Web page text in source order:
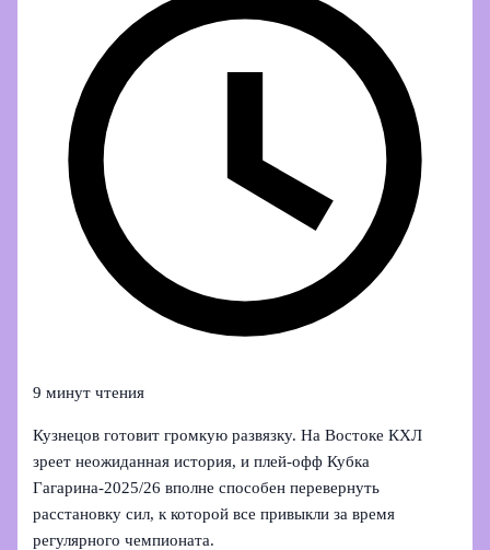
9 минут чтения
Кузнецов готовит громкую развязку. На Востоке КХЛ
зреет неожиданная история, и плей-офф Кубка
Гагарина‑2025/26 вполне способен перевернуть
расстановку сил, к которой все привыкли за время
регулярного чемпионата.